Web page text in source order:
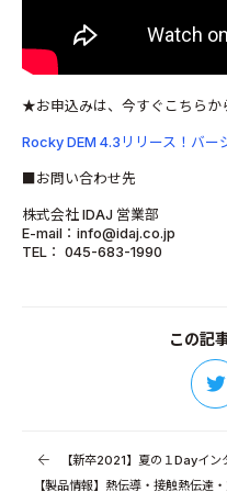
★お申込みは、今すぐこちらか
Rocky DEM 4.3リリース！バー
■お問い合わせ先
株式会社 IDAJ 営業部
E-mail：info@idaj.co.jp
TEL： 045-683-1990
この記
【新卒2021】夏の１Dayイン